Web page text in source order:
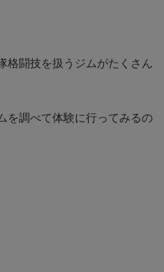
格闘技を扱うジムがたくさん
を調べて体験に行ってみるの